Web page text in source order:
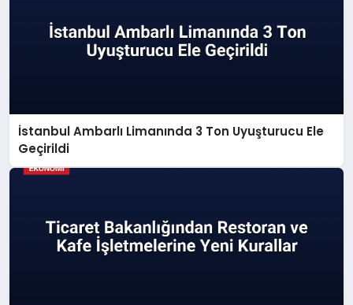
İstanbul Ambarlı Limanında 3 Ton Uyuşturucu Ele
Geçirildi